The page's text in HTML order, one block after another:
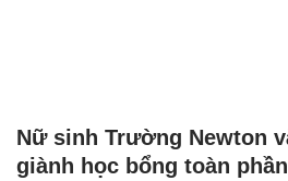
Nữ sinh Trường Newton
giành học bổng toàn